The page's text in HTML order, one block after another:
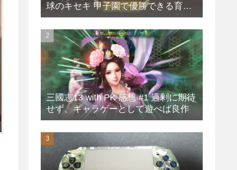
球のキセキ 甲子園で優勝できる育成
方法
三國志13 with PK 感想 #1 過剰に期待
せず、キャラゲーとして遊べば良作